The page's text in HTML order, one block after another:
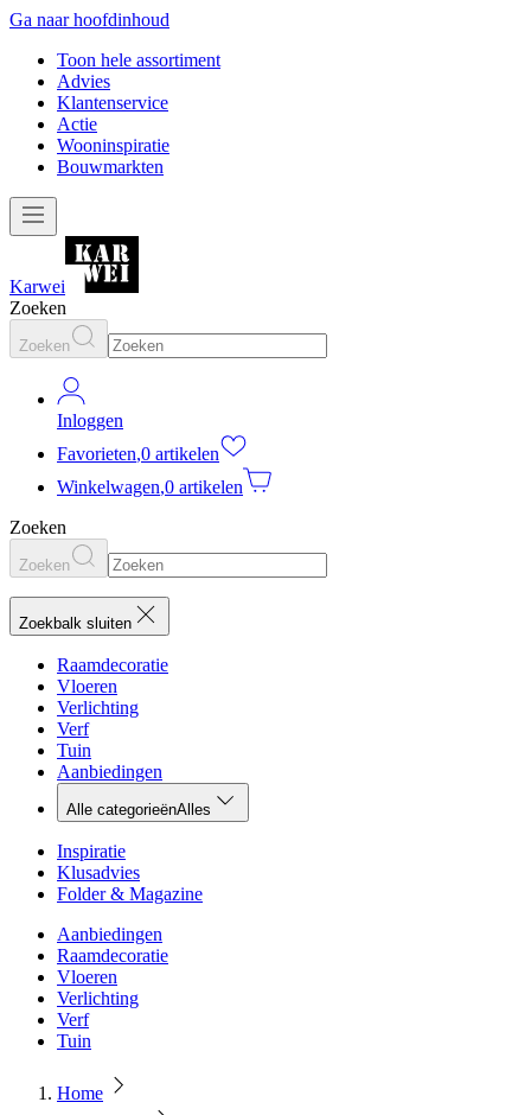
Ga naar hoofdinhoud
Toon hele assortiment
Advies
Klantenservice
Actie
Wooninspiratie
Bouwmarkten
Karwei
Zoeken
Zoeken
Inloggen
Favorieten,0 artikelen
Winkelwagen,0 artikelen
Zoeken
Zoeken
Zoekbalk sluiten
Raamdecoratie
Vloeren
Verlichting
Verf
Tuin
Aanbiedingen
Alle categorieënAlles
Inspiratie
Klusadvies
Folder & Magazine
Aanbiedingen
Raamdecoratie
Vloeren
Verlichting
Verf
Tuin
Home